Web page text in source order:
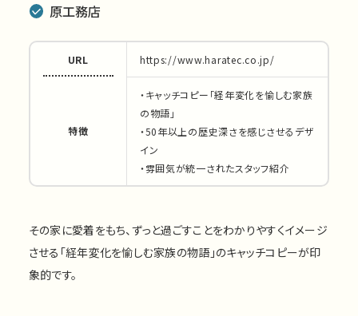
原工務店
URL https://www.haratec.co.jp/
特徴
・キャッチコピー「経年変化を愉しむ家族
の物語」
・50年以上の歴史深さを感じさせるデザ
イン
・雰囲気が統一されたスタッフ紹介
その家に愛着をもち、ずっと過ごすことをわかりやすくイメージ
させる「経年変化を愉しむ家族の物語」のキャッチコピーが印
象的です。